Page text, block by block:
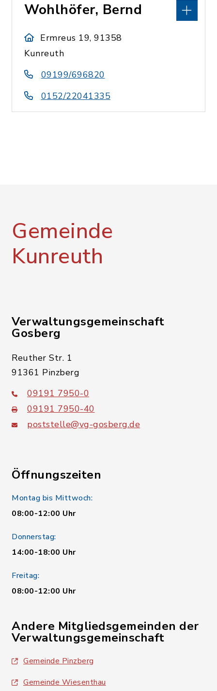
Wohlhöfer, Bernd
Ermreus 19, 91358
Kunreuth
09199/696820
0152/22041335
Gemeinde
Kunreuth
Verwaltungsgemeinschaft
Gosberg
Reuther Str. 1
91361 Pinzberg
09191 7950-0
09191 7950-40
poststelle@vg-gosberg.de
Öffnungszeiten
Montag bis Mittwoch:
08:00-12:00 Uhr
Donnerstag:
14:00-18:00 Uhr
Freitag:
08:00-12:00 Uhr
Andere Mitgliedsgemeinden der
Verwaltungsgemeinschaft
Gemeinde Pinzberg
Gemeinde Wiesenthau